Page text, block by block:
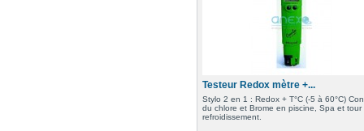
Testeur Redox mètre +...
Stylo 2 en 1 : Redox + T°C (-5 à 60°C)
du chlore et Brome en piscine, Spa et tour
refroidissement.